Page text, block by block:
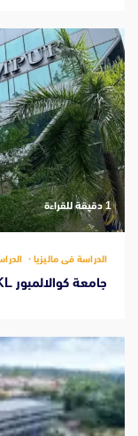
‫1 دقيقة للقراءة
الدراسة فى ماليزيا
جامعة كوالالمبور UniKL